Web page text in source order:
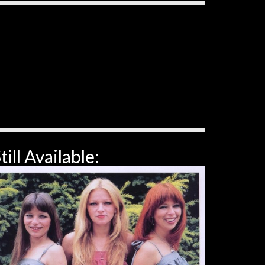
Available: